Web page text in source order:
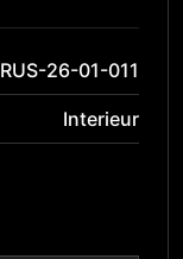
26-01-011
Interieur